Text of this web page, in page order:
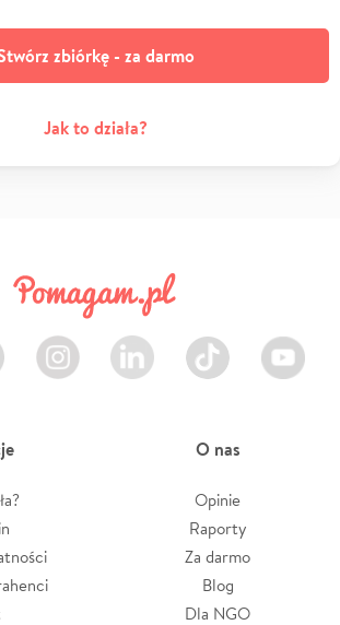
zbiórkę - za darmo
Jak to działa?
Instagram LinkedIn TikTok Youtube
O nas
Opinie
Raporty
Za darmo
Blog
Dla NGO